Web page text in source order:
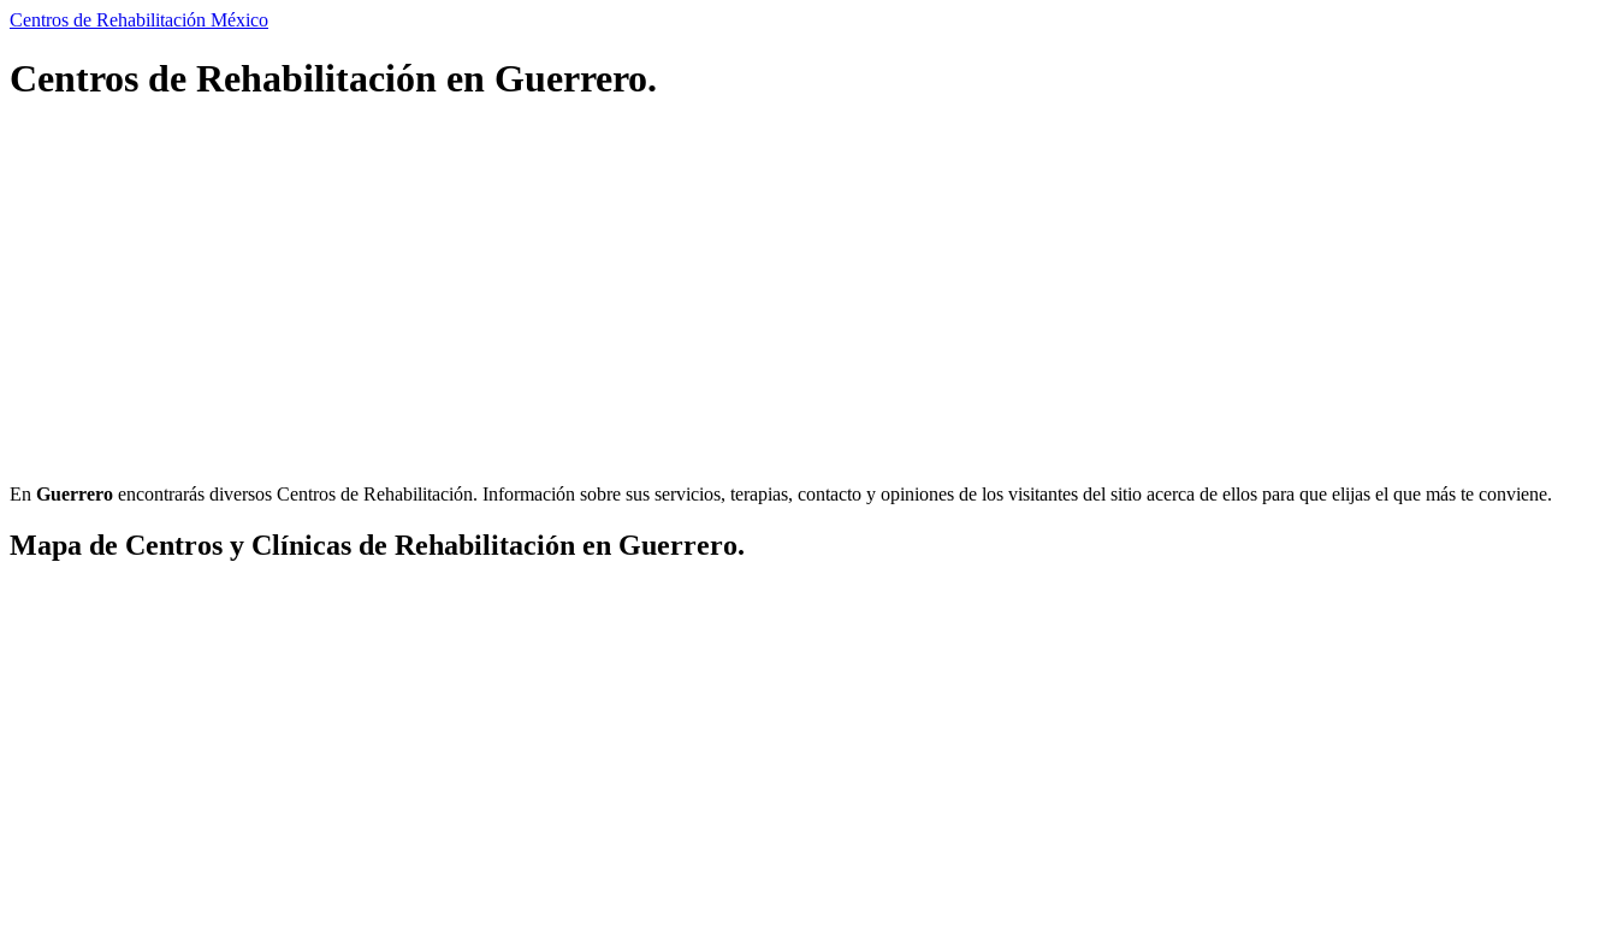
Centros de Rehabilitación México
Centros de Rehabilitación en Guerrero.
En Guerrero encontrarás diversos Centros de Rehabilitación. Información sobre sus servicios, terapias, contacto y opiniones de los visitantes del sitio acerca de ellos para que elijas el que más te conviene.
Mapa de Centros y Clínicas de Rehabilitación en Guerrero.